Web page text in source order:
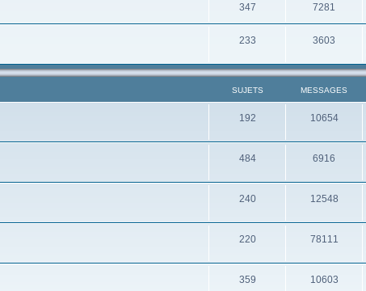
347 7281
233 3603
SUJETS MESSAGES
192 10654
484 6916
240 12548
220 78111
359 10603